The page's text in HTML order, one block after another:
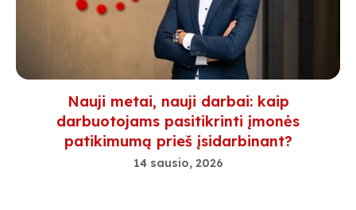
Nauji metai, nauji darbai: kaip
darbuotojams pasitikrinti įmonės
patikimumą prieš įsidarbinant?
14 sausio, 2026